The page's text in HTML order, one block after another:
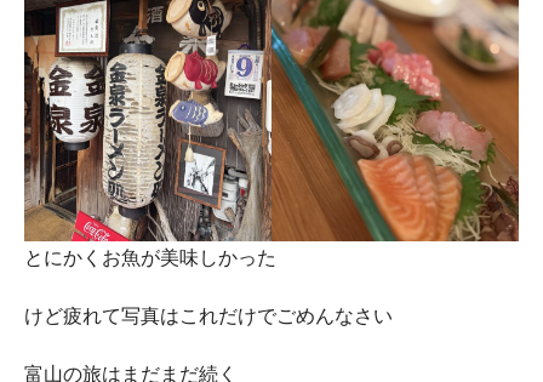
とにかくお魚が美味しかった
けど疲れて写真はこれだけでごめんなさい
富山の旅はまだまだ続く